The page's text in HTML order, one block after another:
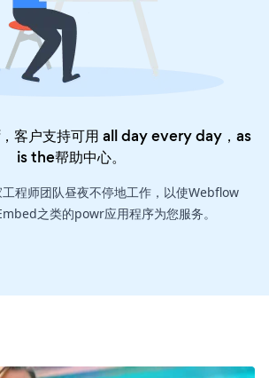
客户支持可用 all day every day，as
is the帮助中心。
程师团队昼夜不停地工作，以使Webflow
之类的powr应用程序为您服务。